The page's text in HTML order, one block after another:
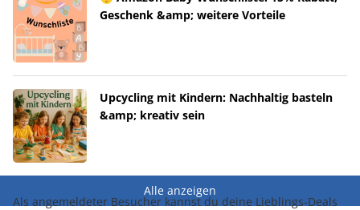
Geschenk &amp; weitere Vorteile
Upcycling mit Kindern: Nachhaltig basteln
&amp; kreativ sein
Alle anzeigen
Als angemeldeter Besucher kannst du deine Lieblings-Deals